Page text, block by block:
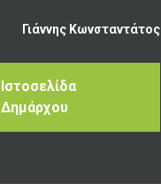
Γιάννης Κωνσταντάτος
Ιστοσελίδα
Δημάρχου